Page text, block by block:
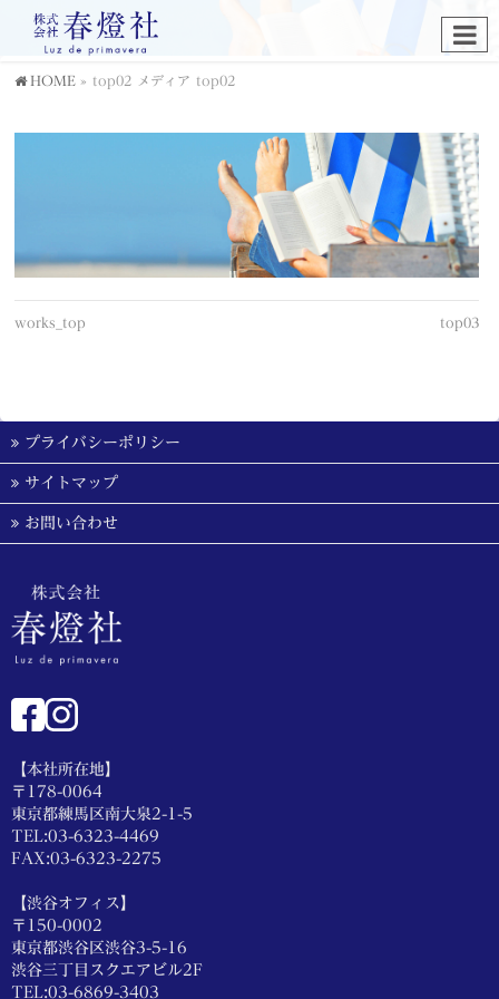
HOME » top02 メディア top02
works_top top03
プライバシーポリシー
サイトマップ
お問い合わせ
【本社所在地】
〒178-0064
東京都練馬区南大泉2-1-5
TEL:03-6323-4469
FAX:03-6323-2275
【渋谷オフィス】
〒150-0002
東京都渋谷区渋谷3-5-16
渋谷三丁目スクエアビル2F
TEL:03-6869-3403